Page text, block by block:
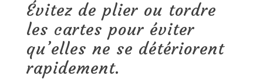
Évitez de plier ou tordre
les cartes pour éviter
qu’elles ne se détériorent
rapidement.